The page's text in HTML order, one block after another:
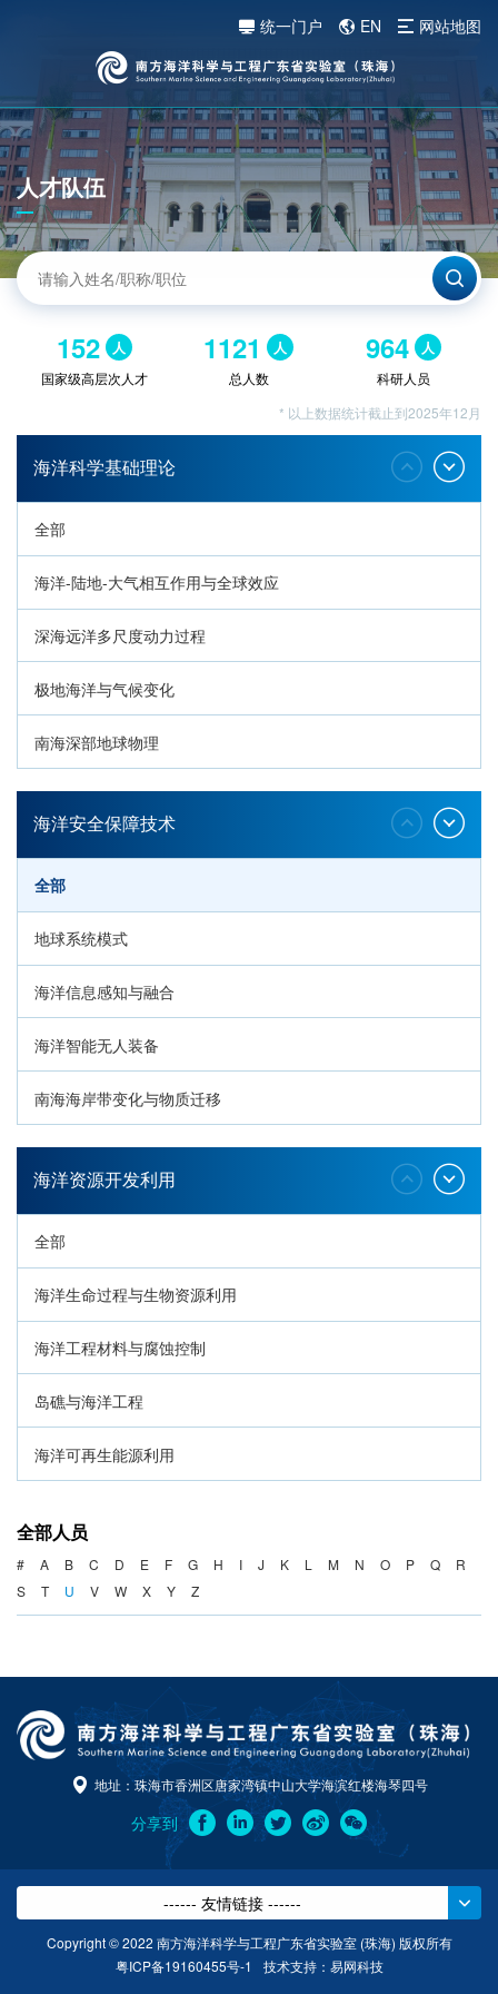
统一门户 EN 网站地图
人才队伍
152 人
国家级高层次人才
1121 人
总人数
964 人
科研人员
* 以上数据统计截止到2025年12月
海洋科学基础理论
全部
海洋-陆地-大气相互作用与全球效应
深海远洋多尺度动力过程
极地海洋与气候变化
南海深部地球物理
深海生命与生态过程
海洋安全保障技术
全部
地球系统模式
海洋信息感知与融合
海洋智能无人装备
南海海岸带变化与物质迁移
环南海地质过程与灾害响应
海洋资源开发利用
全部
海洋生命过程与生物资源利用
海洋工程材料与腐蚀控制
岛礁与海洋工程
海洋可再生能源利用
海洋产业与政策
海洋可持续发展
全部人员
# A B C D E F G H I J K L M N O P Q
R
S
T U V W X Y Z
地址：珠海市香洲区唐家湾镇中山大学海滨红楼海琴四号
分享到
------ 友情链接 ------
Copyright © 2022 南方海洋科学与工程广东省实验室 (珠海) 版权所有
粤ICP备19160455号-1
技术支持： 易网科技